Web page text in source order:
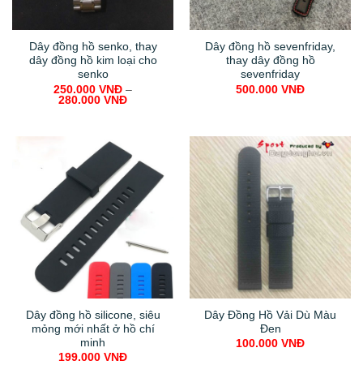
Dây đồng hồ senko, thay
dây đồng hồ kim loại cho
senko
250.000 VNĐ –
280.000 VNĐ
Dây đồng hồ sevenfriday,
thay dây đồng hồ
sevenfriday
500.000 VNĐ
Dây đồng hồ silicone, siêu
mỏng mới nhất ở hồ chí
minh
199.000 VNĐ
Dây Đồng Hồ Vải Dù Màu
Đen
100.000 VNĐ